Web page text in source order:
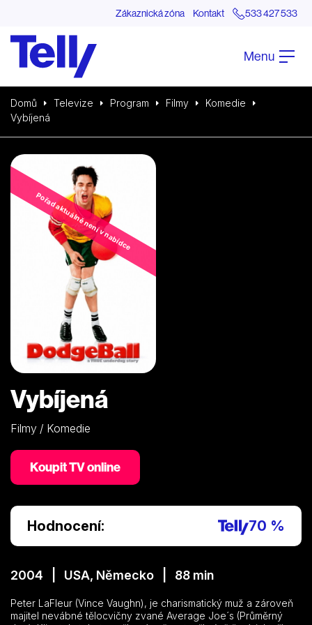
Zákaznická zóna Kontakt 533 427 533
Menu
Domů Televize Program Filmy
Komedie
Vybíjená
Pořad aktuálně není v nabídce
Vybíjená
Filmy / Komedie
Koupit TV online
Hodnocení: 70 %
2004 | USA, Německo | 88 min
Peter LaFleur (Vince Vaughn), je charismatický muž a zároveň
majitel nevábné tělocvičny zvané Average Joe´s (Průměrný